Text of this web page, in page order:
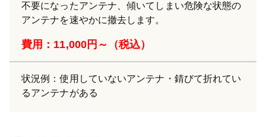
不要になったアンテナ、傾いてしまい危険な状態の
アンテナを速やかに撤去します。
費用：11,000円～（税込）
状況例：使用していないアンテナ・錆びて折れてい
るアンテナがある